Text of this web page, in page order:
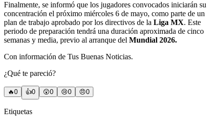
Finalmente, se informó que los jugadores convocados iniciarán su
concentración el próximo miércoles 6 de mayo, como parte de un
plan de trabajo aprobado por los directivos de la Liga MX. Este
periodo de preparación tendrá una duración aproximada de cinco
semanas y media, previo al arranque del Mundial 2026.
Con información de Tus Buenas Noticias.
¿Qué te pareció?
🔥0 👍0 😲0 😢0 😠0
Etiquetas